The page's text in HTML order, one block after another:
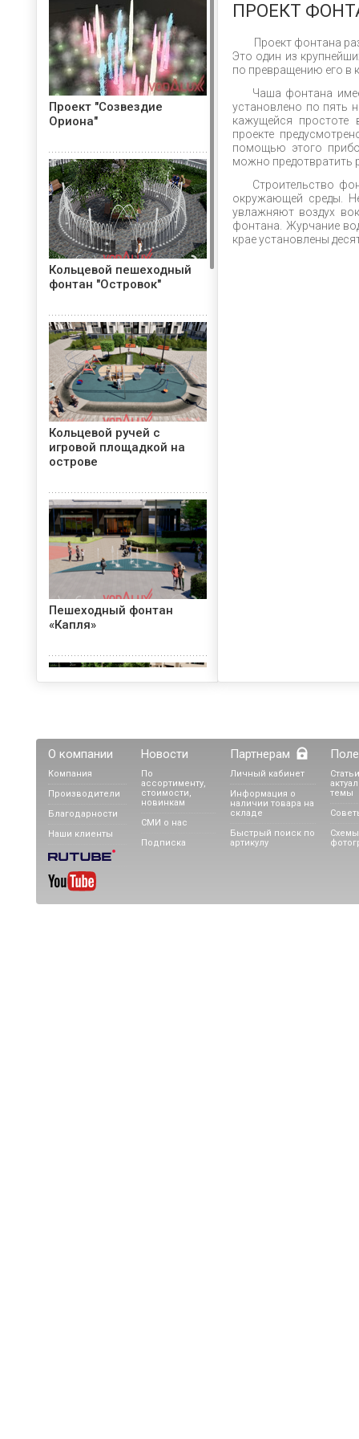
ПРОЕКТ
Проект фонтана
Это один из
по превращению его в
Чаша фонтана
установлено по пять
кажущейся простоте
проекте
помощью этого
можно предотвратить
Строительство
окружающей среды.
увлажняют воздух
фонтана. Журчание
крае установлены
Проект "Созвездие
Ориона"
Кольцевой пешеходный
фонтан "Островок"
Кольцевой ручей с
игровой площадкой на
острове
Пешеходный фонтан
«Капля»
Пешеходный блочный
фонтан с засыпкой
галькой
О компании
Компания
Производители
Благодарности
Наши клиенты
Новости
По
ассортименту,
стоимости,
новинкам
СМИ о нас
Подписка
Партнерам
Личный кабинет
Информация о
наличии товара на
складе
Быстрый поиск по
артикулу
темы